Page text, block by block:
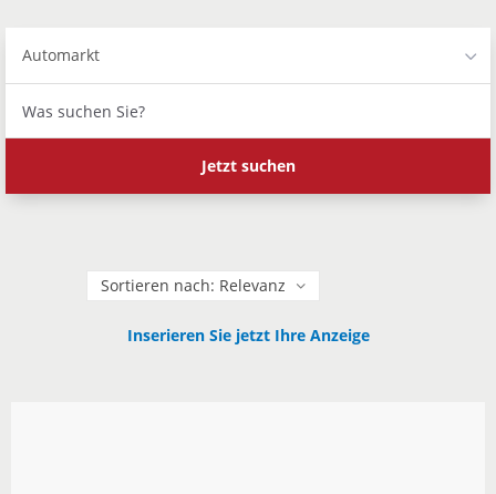
Automarkt
suchen
Sie?
Jetzt suchen
Sortieren
Inserieren Sie jetzt Ihre Anzeige